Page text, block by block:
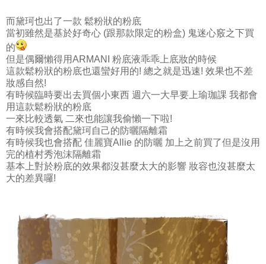
而黛珂也出了一款 鬆粉狀的粉底
當初雖然是基於好奇心 (跟那款限定的粉盒) 鬼迷心竅之下買
的
但是偶爾懶得用ARMANI 粉底液乖乖上底妝的時候
這款鬆粉狀的粉底也還蠻好用的! 總之就是迅速! 效果也不差
妝感自然!
有時候臨時要出去買個小東西 週六一大早要上瑜珈課 我都會
用這款鬆粉狀的粉底
一來比較透氣 二來也能讓我偷懶一下啦!
有時候我會搭配黛珂自己的防曬隔離霜
有時候我也會搭配 佳麗寶Allie 的防曬 加上之前買了但是沒用
完的植村秀泡沫隔離霜
基本上對於粉底的效果都沒甚麼太大的影響 妝容也沒甚麼太
大的差異囉!